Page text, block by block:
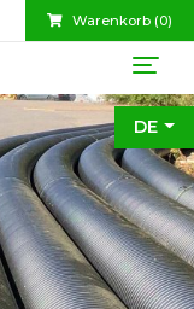
Warenkorb (0)
DE